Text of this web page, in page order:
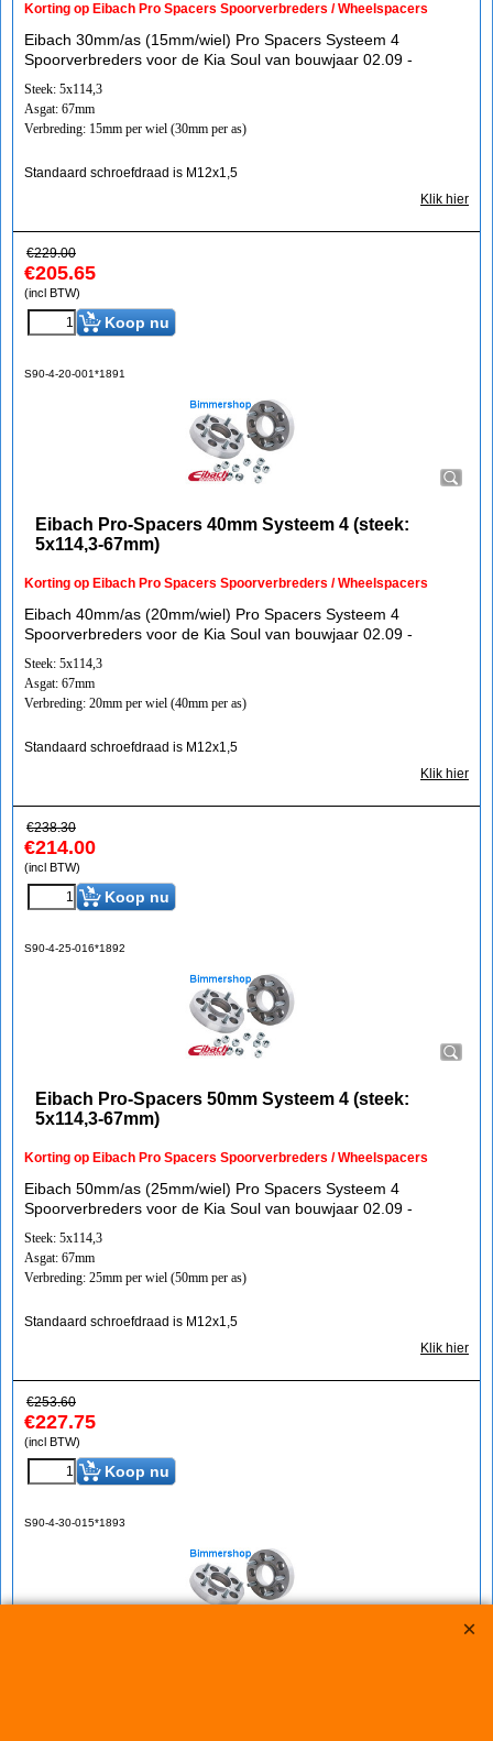
Korting op Eibach Pro Spacers Spoorverbreders / Wheelspacers
Eibach 30mm/as (15mm/wiel) Pro Spacers Systeem 4
Spoorverbreders voor de Kia Soul van bouwjaar 02.09 -
Steek: 5x114,3
Asgat: 67mm
Verbreding: 15mm per wiel (30mm per as)
Standaard schroefdraad is M12x1,5
Klik hier
€229.00
€205.65
(incl BTW)
Koop nu
S90-4-20-001*1891
Eibach Pro-Spacers 40mm Systeem 4 (steek:
5x114,3-67mm)
Korting op Eibach Pro Spacers Spoorverbreders / Wheelspacers
Eibach 40mm/as (20mm/wiel) Pro Spacers Systeem 4
Spoorverbreders voor de Kia Soul van bouwjaar 02.09 -
Steek: 5x114,3
Asgat: 67mm
Verbreding: 20mm per wiel (40mm per as)
Standaard schroefdraad is M12x1,5
Klik hier
€238.30
€214.00
(incl BTW)
Koop nu
S90-4-25-016*1892
Eibach Pro-Spacers 50mm Systeem 4 (steek:
5x114,3-67mm)
Korting op Eibach Pro Spacers Spoorverbreders / Wheelspacers
Eibach 50mm/as (25mm/wiel) Pro Spacers Systeem 4
Spoorverbreders voor de Kia Soul van bouwjaar 02.09 -
Steek: 5x114,3
Asgat: 67mm
Verbreding: 25mm per wiel (50mm per as)
Standaard schroefdraad is M12x1,5
Klik hier
€253.60
€227.75
(incl BTW)
Koop nu
S90-4-30-015*1893